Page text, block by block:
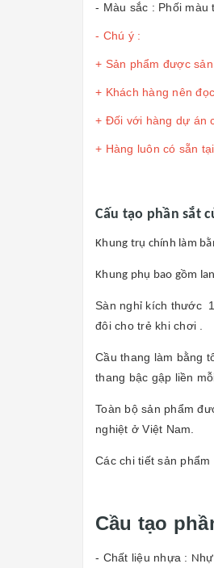
- Màu sắc : Phối màu
- Chú ý :
+ Sản phẩm được
+ Khách hàng nên
+ Đối với hàng dự án
+ Hàng luôn có sẵn
Cấu tạo phần sắt
Khung trụ chính làm
Khung phụ bao gồm
Sàn nghỉ kích thước
đôi cho trẻ khi chơi .
Cầu thang làm bằng
thang bậc gập liền
Toàn bộ sản phẩm
nghiệt ở Việt Nam.
Các chi tiết sản
Cầu tạo
- Chất liệu nhựa :